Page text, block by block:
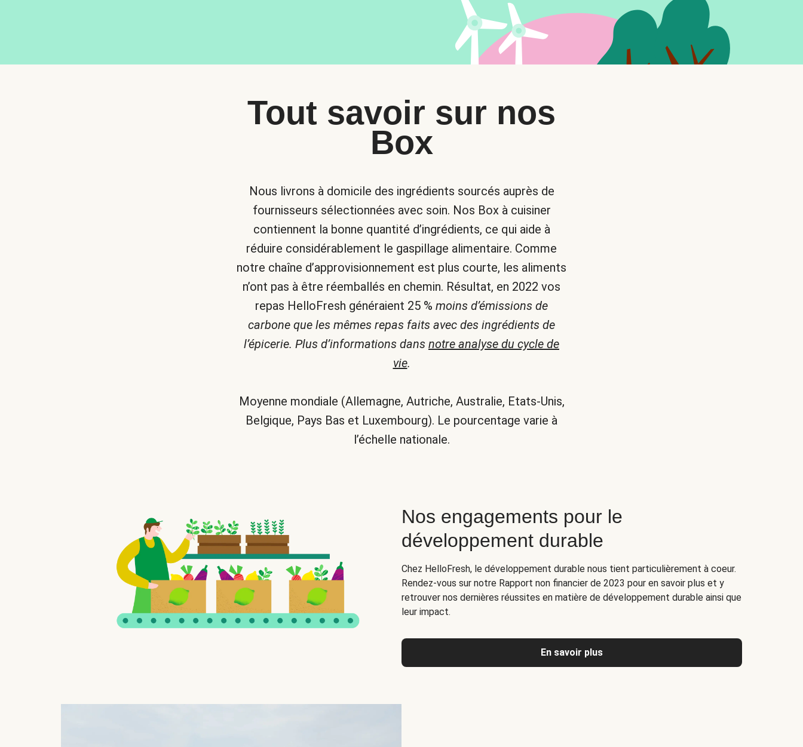
Tout savoir sur nos
Box
Nous livrons à domicile des ingrédients sourcés auprès de
fournisseurs sélectionnées avec soin. Nos Box à cuisiner
contiennent la bonne quantité d’ingrédients, ce qui aide à
réduire considérablement le gaspillage alimentaire. Comme
notre chaîne d’approvisionnement est plus courte, les aliments
n’ont pas à être réemballés en chemin. Résultat, en 2022 vos
repas HelloFresh généraient 25 % moins d’émissions de
carbone que les mêmes repas faits avec des ingrédients de
l’épicerie. Plus d’informations dans notre analyse du cycle de
vie.
Moyenne mondiale (Allemagne, Autriche, Australie, Etats-Unis,
Belgique, Pays Bas et Luxembourg). Le pourcentage varie à
l’échelle nationale.
Nos engagements pour le
développement durable
Chez HelloFresh, le développement durable nous tient particulièrement à coeur.
Rendez-vous sur notre Rapport non financier de 2023 pour en savoir plus et y
retrouver nos dernières réussites en matière de développement durable ainsi que
leur impact.
En savoir plus